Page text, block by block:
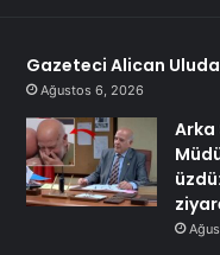
Gazeteci Alican
Ağustos 6, 2026
Arka